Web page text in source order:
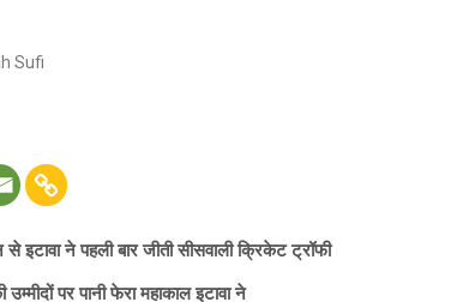
Sufi
इटावा ने पहली बार जीती सीसवाली क्रिकेट ट्रॉफी
पर पानी फेरा महाकाल इटावा ने